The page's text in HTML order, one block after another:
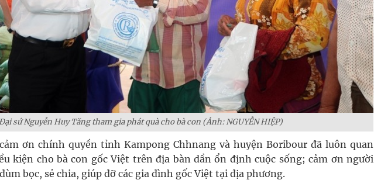
sứ Nguyễn Huy Tăng tham gia phát quà cho bà con (Ảnh: NGUYỄN HIỆP)
ơn chính quyền tỉnh Kampong Chhnang và huyện Boribour đã luôn quan
kiện cho bà con gốc Việt trên địa bàn dần ổn định cuộc sống; cảm ơn người
bọc, sẻ chia, giúp đỡ các gia đình gốc Việt tại địa phương.